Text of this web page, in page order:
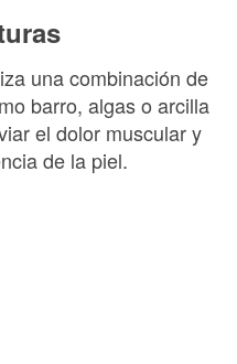
una combinación de
barro, algas o arcilla
el dolor muscular y
de la piel.